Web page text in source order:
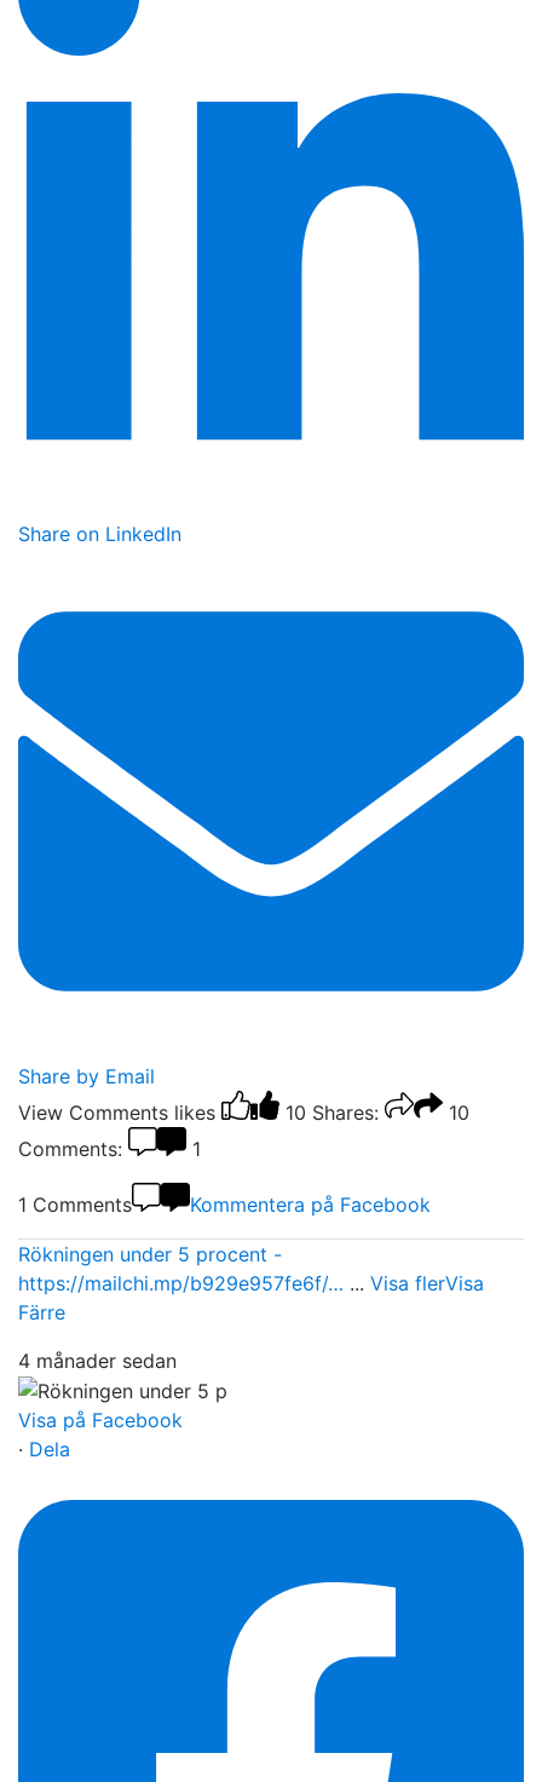
Share on LinkedIn
Share by Email
View Comments likes 10 Shares:
10
Comments:
1
1 Comments Kommentera på Facebook
Rökningen under 5 procent -
https://mailchi.mp/b929e957fe6f/… ... Visa flerVisa
Färre
4 månader sedan
Visa på Facebook
· Dela